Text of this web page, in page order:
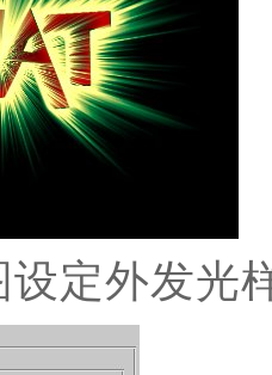
设定外发光